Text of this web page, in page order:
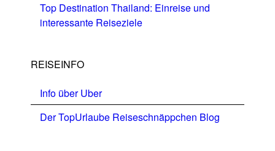
Top Destination Thailand: Einreise und
interessante Reiseziele
REISEINFO
Info über Uber
Der TopUrlaube Reiseschnäppchen Blog